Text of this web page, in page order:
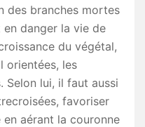
des branches mortes
danger la vie de
du végétal,
orientées, les
Selon lui, il faut aussi
favoriser
aérant la couronne